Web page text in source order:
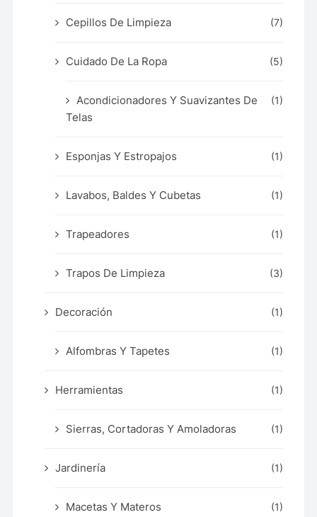
Cepillos De Limpieza (7)
Cuidado De La Ropa (5)
Acondicionadores Y Suavizantes De
Telas
(1)
Esponjas Y Estropajos (1)
Lavabos, Baldes Y Cubetas (1)
Trapeadores (1)
Trapos De Limpieza (3)
Decoración (1)
Alfombras Y Tapetes (1)
Herramientas (1)
Sierras, Cortadoras Y Amoladoras (1)
Jardinería (1)
Macetas Y Materos (1)